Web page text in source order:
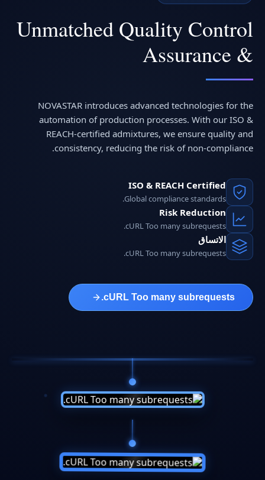
Unmatched Quality Control
& Assurance
NOVASTAR introduces advanced technologies for the
automation of production processes. With our ISO &
REACH-certified admixtures, we ensure quality and
consistency, reducing the risk of non-compliance.
ISO & REACH Certified
Global compliance standards.
Risk Reduction
cURL Too many subrequests.
الاتساق
cURL Too many subrequests.
cURL Too many subrequests.